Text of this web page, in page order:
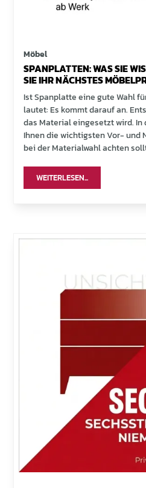
Möbel
SPANPLATTEN: WAS SIE
SIE IHR NÄCHSTES
Ist Spanplatte eine gute Wahl
lautet: Es kommt darauf an.
das Material eingesetzt wird.
Ihnen die wichtigsten Vor- und
bei der Materialwahl achten
WEITERLESEN...